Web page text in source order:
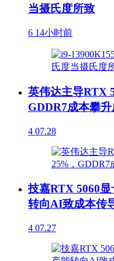
当摄氏度所致
6 14小时前
英伟达主导RTX
GDDR7成本攀升
4 07.28
技嘉RTX 5060
转向AI致成本传
4 07.27